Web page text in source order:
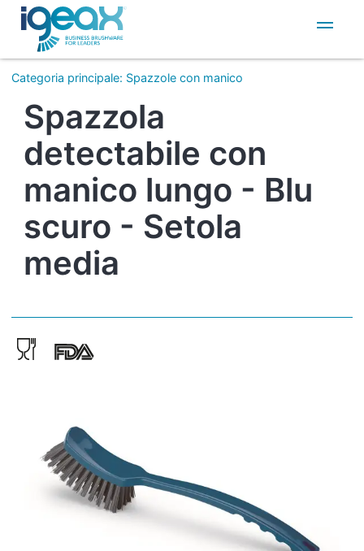
IT
EN
Categoria principale: Spazzole con manico
Spazzola
detectabile con
manico lungo - Blu
scuro - Setola
media